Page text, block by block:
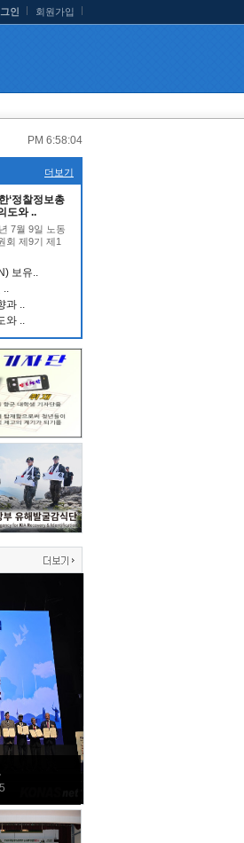
인 회원가입
PM 6:58:05
더보기
‘정찰정보총
도와 ..
7월 9일 노동
회 제9기 제1
보유..
..
과 ..
와 ..